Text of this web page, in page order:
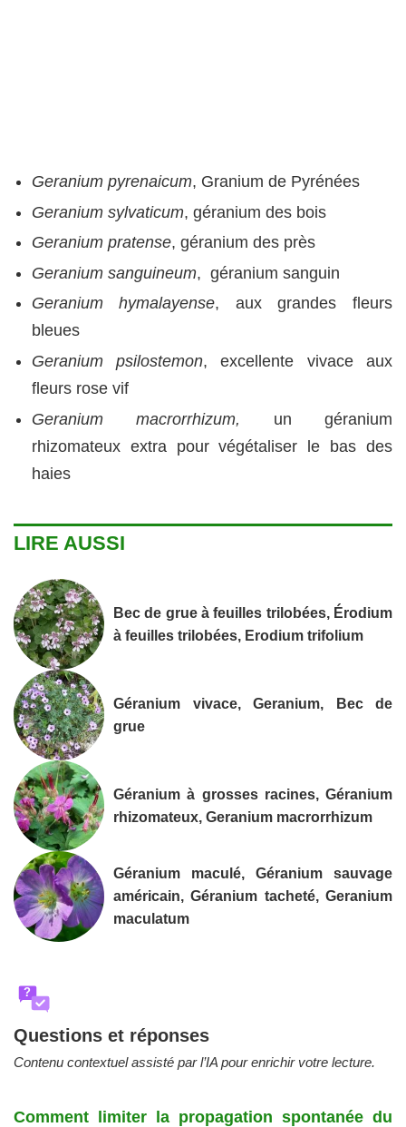
Geranium pyrenaicum, Granium de Pyrénées
Geranium sylvaticum, géranium des bois
Geranium pratense, géranium des près
Geranium sanguineum, géranium sanguin
Geranium hymalayense, aux grandes fleurs
bleues
Geranium psilostemon, excellente vivace aux
fleurs rose vif
Geranium macrorrhizum, un géranium
rhizomateux extra pour végétaliser le bas des
haies
LIRE AUSSI
Bec de grue à feuilles trilobées, Érodium
à feuilles trilobées, Erodium trifolium
Géranium vivace, Geranium, Bec de
grue
Géranium à grosses racines, Géranium
rhizomateux, Geranium macrorrhizum
Géranium maculé, Géranium sauvage
américain, Géranium tacheté, Geranium
maculatum
?
Questions et réponses
Contenu contextuel assisté par l’IA pour enrichir votre lecture.
Comment limiter la propagation spontanée du